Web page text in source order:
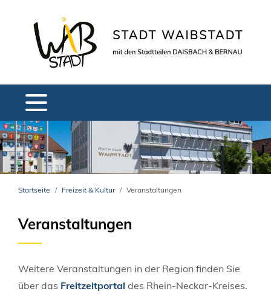
Startseite Freizeit & Kultur Veranstaltungen
Veranstaltungen
Weitere Veranstaltungen in der Region finden Sie
über das Freitzeitportal des Rhein-Neckar-Kreises.